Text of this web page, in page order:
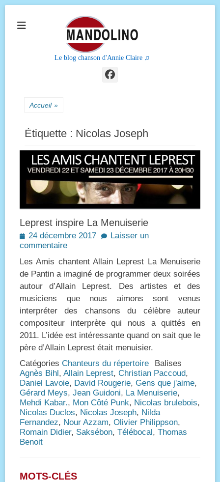
Le blog chanson d'Annie Claire ♫
Facebook
Accueil »
Étiquette : Nicolas Joseph
Leprest inspire La Menuiserie
Posted
on
24 décembre 2017
Laisser un
commentaire
Les Amis chantent Allain Leprest La Menuiserie
de Pantin a imaginé de programmer deux soirées
autour d’Allain Leprest. Des artistes et des
musiciens que nous aimons sont venus
interpréter des chansons du célèbre auteur
compositeur interprète qui nous a quittés en
2011. L’idée est intéressante quand on sait que le
père d’Allain Leprest était menuisier.
Catégories Chanteurs du répertoire
Balises
Agnès Bihl, Allain Leprest, Christian Paccoud,
Daniel Lavoie, David Rougerie, Gens que j'aime,
Gérard Meys, Jean Guidoni, La Menuiserie,
Mehdi Kabar., Mon Côté Punk, Nicolas brulebois,
Nicolas Duclos, Nicolas Joseph, Nilda
Fernandez, Nour Azzam, Olivier Philippson,
Romain Didier, Saksébon, Télébocal, Thomas
Benoit
MOTS-CLÉS